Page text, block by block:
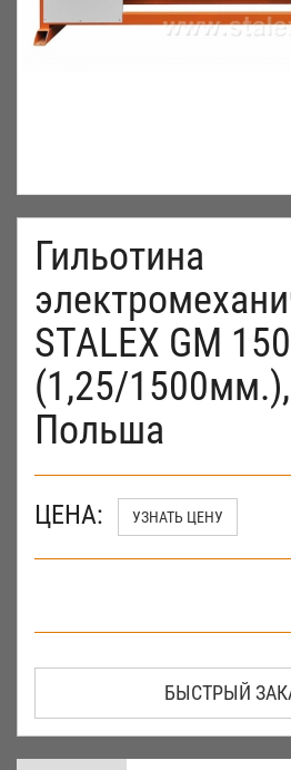
Гильотина
STALEX GM
(1,25/
Польша
ЦЕНА: УЗНАТЬ ЦЕНУ
БЫСТРЫЙ